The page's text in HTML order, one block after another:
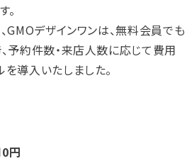
。
GMOデザインワンは、無料会員でも
予約件数・来店人数に応じて費用
導入いたしました。
円